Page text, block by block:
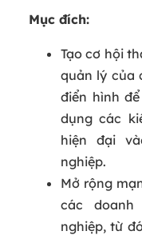
Mục đích:
Tạo cơ hội
quản lý của
điển hình
dụng các
hiện đại
nghiệp.
Mở rộng
các
nghiệp, từ